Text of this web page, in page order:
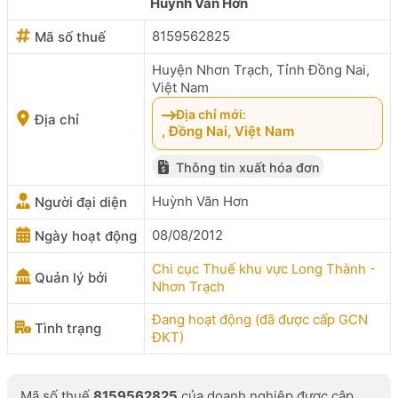
Mã số thuế
8159562825
Địa chỉ
Huyện Nhơn Trạch, Tỉnh Đồng Nai,
Việt Nam
Địa chỉ mới:
, Đồng Nai, Việt Nam
Thông tin xuất hóa đơn
Người đại diện Huỳnh Văn Hơn
Ngày hoạt động 08/08/2012
Quản lý bởi
Chi cục Thuế khu vực Long Thành -
Nhơn Trạch
Tình trạng
Đang hoạt động (đã được cấp GCN
ĐKT)